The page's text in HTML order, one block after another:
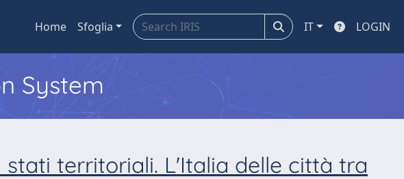
Home Sfoglia IT LOGIN
System
stati territoriali. L'Italia delle città tra